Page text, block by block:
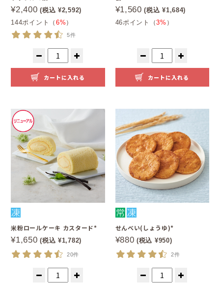
¥2,400 (税込 ¥2,592)
144ポイント（ 6% ）
5件
カートに入れる
¥1,560 (税込 ¥1,684)
46ポイント（3% ）
カートに入れる
米粉ロールケーキ カスタード*
¥1,650 (税込 ¥1,782)
20件
せんべい(しょうゆ)*
¥880 (税込 ¥950)
2件